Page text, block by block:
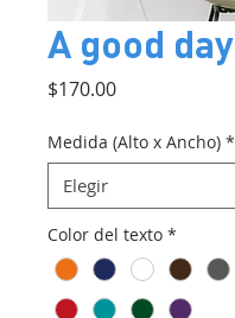
A good day
$170.00Precio
Medida (Alto x Ancho) *
Color del texto *